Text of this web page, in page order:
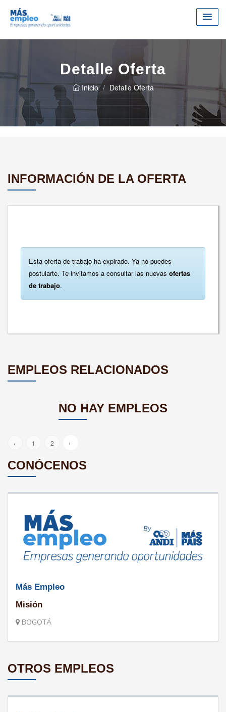
Detalle Oferta
Inicio Detalle Oferta
INFORMACIÓN DE LA OFERTA
Esta oferta de trabajo ha expirado. Ya no puedes
postularte. Te invitamos a consultar las nuevas ofertas
de trabajo.
EMPLEOS RELACIONADOS
NO HAY EMPLEOS
‹ 1 2 ›
CONÓCENOS
Más Empleo
Misión
BOGOTÁ
OTROS EMPLEOS